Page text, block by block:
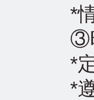
*情
③时
*定
*遵